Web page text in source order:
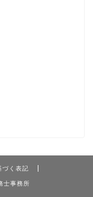
づく表記
士事務所